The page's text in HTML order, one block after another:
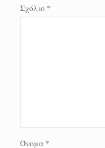
Σχόλιο *
Όνομα *